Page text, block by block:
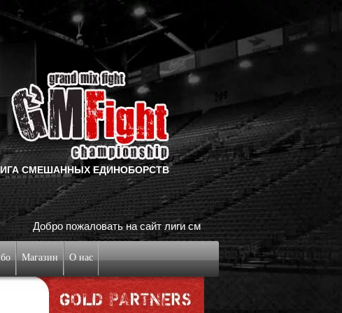
СМЕШАННЫХ ЕДИНОБОРСТВ
на сайт лиги смешанных единоборств Grand Mix Fight!
Магазин О нас